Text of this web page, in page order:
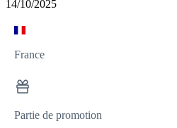
14/10/2025
France
Partie de promotion